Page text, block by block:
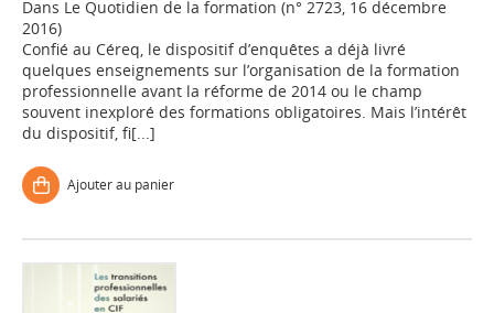
Dans Le Quotidien de la formation (n° 2723, 16 décembre
2016)
Confié au Céreq, le dispositif d’enquêtes a déjà livré
quelques enseignements sur l’organisation de la formation
professionnelle avant la réforme de 2014 ou le champ
souvent inexploré des formations obligatoires. Mais l’intérêt
du dispositif, fi[...]
Ajouter au panier